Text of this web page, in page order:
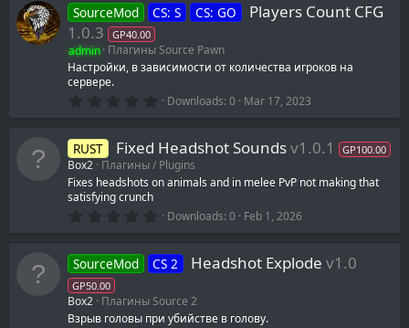
SourceMod CS: S CS: GO
Players Count CFG
1.0.3
GP40.00
admin Плагины Source Pawn
Настройки, в зависимости от количества игроков на
сервере.
0
0
s
t
a
r
s
Downloads 0 Mar 17, 2023
RUST Fixed Headshot Soundsv1.0.1 GP100.00
Box2 Плагины / Plugins
Fixes headshots on animals and in melee PvP not making that
satisfying crunch
0
0
s
r
(
Downloads 0 Feb 1, 2026
SourceMod CS 2 Headshot Explode v1.0
GP50.00
Box2 Плагины Source 2
Взрыв головы при убийстве в голову.